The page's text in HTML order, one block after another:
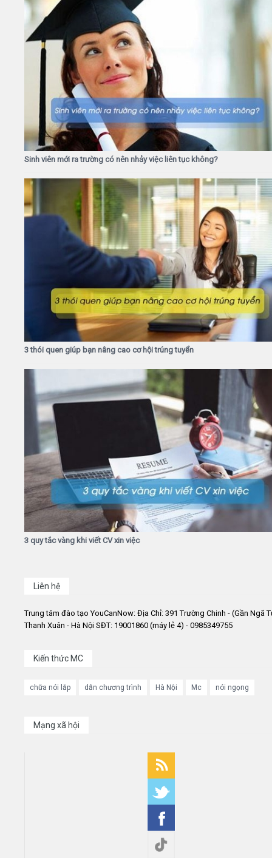
Sinh viên mới ra trường có nên nhảy việc liên tục không?
3 thói quen giúp bạn nâng cao cơ hội trúng tuyển
3 quy tắc vàng khi viết CV xin việc
Liên hệ
Trung tâm đào tạo YouCanNow: Địa Chỉ: 391 Trường Chinh - (Gần Ngã
Thanh Xuân - Hà Nội SĐT: 19001860 (máy lẻ 4) - 0985349755
Kiến thức MC
chữa nói lắp dẫn chương trình Hà Nội Mc nói ngọng
Mạng xã hội